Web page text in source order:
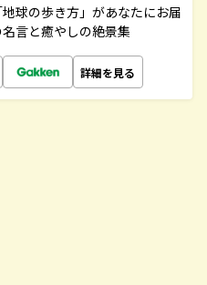
球の歩き方」があなたにお届
言と癒やしの絶景集
詳細を見る